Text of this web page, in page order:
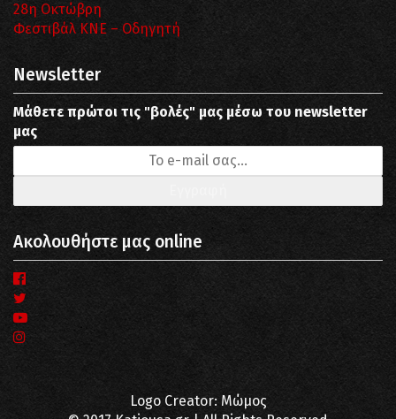
28η Οκτώβρη
Φεστιβάλ ΚΝΕ – Οδηγητή
Newsletter
Μάθετε πρώτοι τις "βολές" μας μέσω του newsletter
μας
Ακολουθήστε μας online
Logo Creator: Μώμος